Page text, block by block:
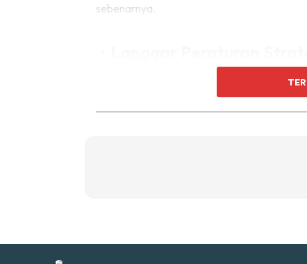
sebenarnya.
ruang luar kediaman, termasuk penyidaian